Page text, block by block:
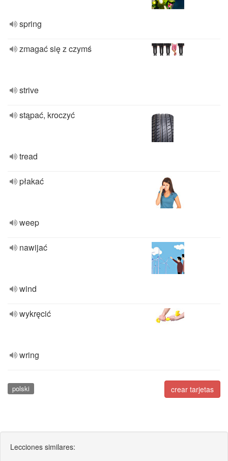
spring
zmagać się z czymś
strive
stąpać, kroczyć
tread
płakać
weep
nawijać
wind
wykręcić
wring
crear tarjetas
polski
Lecciones similares: